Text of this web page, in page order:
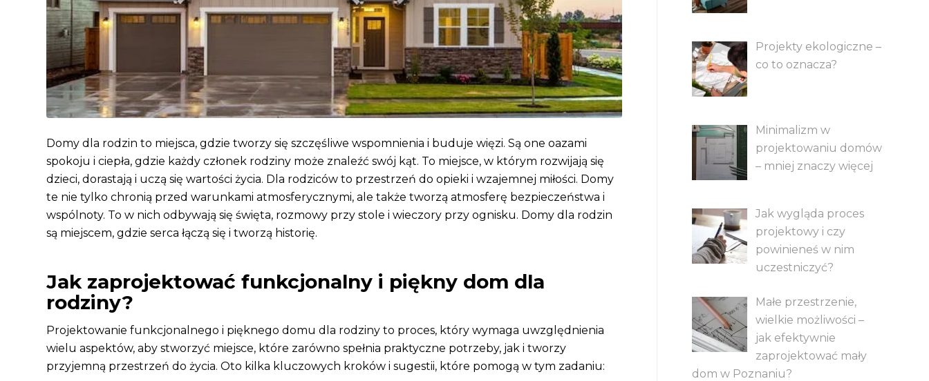
Domy dla rodzin to miejsca, gdzie tworzy się szczęśliwe wspomnienia i buduje więzi. Są one oazami
spokoju i ciepła, gdzie każdy członek rodziny może znaleźć swój kąt. To miejsce, w którym rozwijają się
dzieci, dorastają i uczą się wartości życia. Dla rodziców to przestrzeń do opieki i wzajemnej miłości. Domy
te nie tylko chronią przed warunkami atmosferycznymi, ale także tworzą atmosferę bezpieczeństwa i
wspólnoty. To w nich odbywają się święta, rozmowy przy stole i wieczory przy ognisku. Domy dla rodzin
są miejscem, gdzie serca łączą się i tworzą historię.
Jak zaprojektować funkcjonalny i piękny dom dla
rodziny?
Projektowanie funkcjonalnego i pięknego domu dla rodziny to proces, który wymaga uwzględnienia
wielu aspektów, aby stworzyć miejsce, które zarówno spełnia praktyczne potrzeby, jak i tworzy
przyjemną przestrzeń do życia. Oto kilka kluczowych kroków i sugestii, które pomogą w tym zadaniu:
Projekty ekologiczne –
co to oznacza?
Minimalizm w
projektowaniu domów
– mniej znaczy więcej
Jak wygląda proces
projektowy i czy
powinieneś w nim
uczestniczyć?
Małe przestrzenie,
wielkie możliwości –
jak efektywnie
zaprojektować mały
dom w Poznaniu?